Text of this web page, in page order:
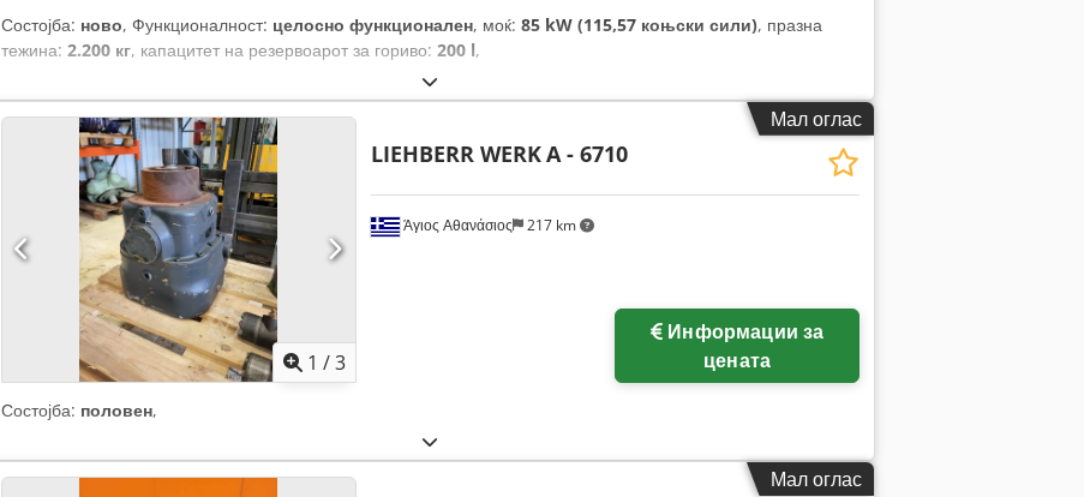
Состојба: ново, Функционалност: целосно функционален, моќ: 85 kW (115,57 коњски сили), празна
тежина: 2.200 кг, капацитет на резервоарот за гориво: 200 l,
Мал оглас
1 /3
Άγιος Αθανάσιος 217 km
LIEHBERR WERKA - 6710
цената
Состојба: половен,
Мал оглас